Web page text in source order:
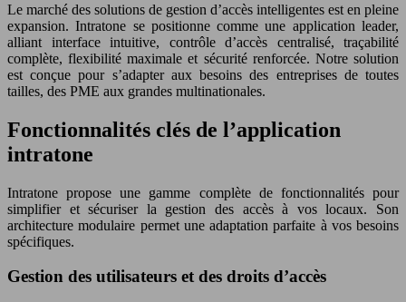
Le marché des solutions de gestion d’accès intelligentes est en pleine
expansion. Intratone se positionne comme une application leader,
alliant interface intuitive, contrôle d’accès centralisé, traçabilité
complète, flexibilité maximale et sécurité renforcée. Notre solution
est conçue pour s’adapter aux besoins des entreprises de toutes
tailles, des PME aux grandes multinationales.
Fonctionnalités clés de l’application
intratone
Intratone propose une gamme complète de fonctionnalités pour
simplifier et sécuriser la gestion des accès à vos locaux. Son
architecture modulaire permet une adaptation parfaite à vos besoins
spécifiques.
Gestion des utilisateurs et des droits d’accès